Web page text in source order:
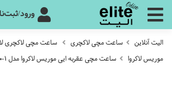
ورود/
الیت آنلاین ساعت مچی لاکچری ساعت مچی لاکچری
موریس لاکروا
ساعت مچی عقربه ایی موریس لاکروا مدل AI1018-SS002-130-1